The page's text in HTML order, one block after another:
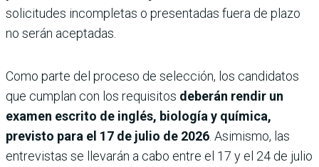
solicitudes incompletas o presentadas fuera de plazo
no serán aceptadas.
Como parte del proceso de selección, los candidatos
que cumplan con los requisitos deberán rendir un
examen escrito de inglés, biología y química,
previsto para el 17 de julio de 2026 . Asimismo, las
entrevistas se llevarán a cabo entre el 17 y el 24 de julio